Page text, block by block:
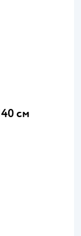
см